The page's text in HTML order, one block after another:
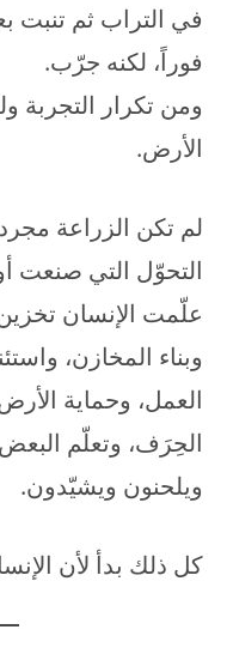
في التراب ثم تنبت
فوراً، لكنه جرّب.
ومن تكرار التجربة
الأرض.
لم تكن الزراعة
التحوّل التي صنعت
علّمت الإنسان
وبناء المخازن،
العمل، وحماية
الحِرَف، وتعلّم
ويلحنون ويشيّدون.
كل ذلك بدأ لأن